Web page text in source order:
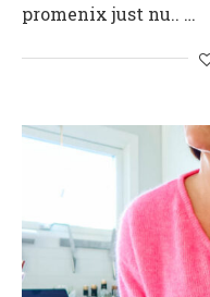
promenix just nu.. …